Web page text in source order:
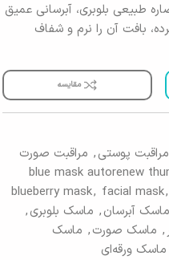
طبیعی بلوبری، آبرسانی عمیق
بافت آن را نرم و شفاف
مقایسه
مراقبت پوستی, مراقبت صورت
blue mask autorenew
blueberry mask, facial mask,
ماسک آبرسان, ماسک بلوبری,
, ماسک صورت, ماسک
ماسک ورقه‌ای